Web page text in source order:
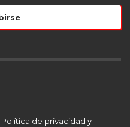
Política de privacidad y